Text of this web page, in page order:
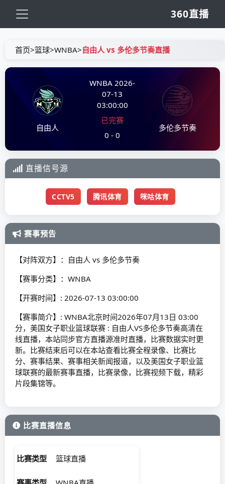
360直播
首页>篮球>WNBA>自由人 vs 多伦多节奏直播
自由人
WNBA2026-
07-13
03:00:00
已完赛
0 - 0
多伦多节奏
直播信号源
CCTV5 腾讯体育 咪咕体育
赛事预告
【对阵双方】：自由人 vs 多伦多节奏
【赛事分类】：WNBA
【开赛时间】: 2026-07-13 03:00:00
【赛事简介】: WNBA北京时间2026年07月13日 03:00
分，美国女子职业篮球联赛 : 自由人VS多伦多节奏高清在
线直播，本站同步官方直播源准时直播，比赛数据实时更
新。比赛结束后可以在本站查看比赛全程录像、比赛比
分、赛事结果、赛事相关新闻报道，以及美国女子职业篮
球联赛的最新赛事直播，比赛录像，比赛视频下载，精彩
片段集锦等。
比赛直播信息
比赛类型 篮球直播